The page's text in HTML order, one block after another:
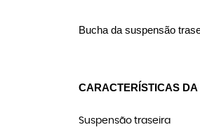
Bucha da suspensão
CARACTERÍSTICAS
Suspensão traseira